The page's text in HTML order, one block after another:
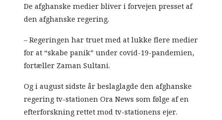
De afghanske medier bliver i forvejen presset af
den afghanske regering.
– Regeringen har truet med at lukke flere medier
for at “skabe panik” under covid-19-pandemien,
fortæller Zaman Sultani.
Og i august sidste år beslaglagde den afghanske
regering tv-stationen Ora News som følge af en
efterforskning rettet mod tv-stationens ejer.